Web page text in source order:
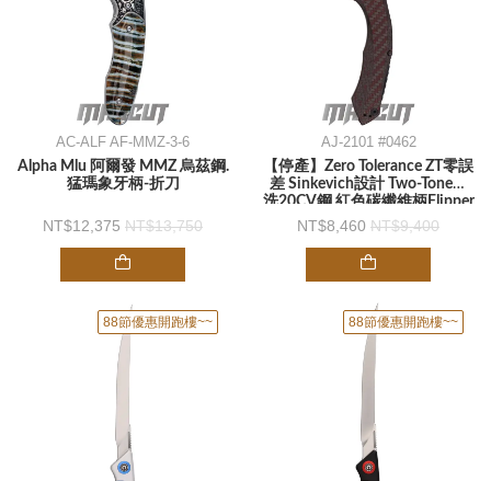
AC-ALF AF-MMZ-3-6
Alpha Mlu 阿爾發 MMZ 烏茲鋼.
猛瑪象牙柄-折刀
12,375 13,750
AJ-2101 #0462
【停產】Zero Tolerance ZT零誤
差 Sinkevich設計 Two-Tone石
洗20CV鋼 紅色碳纖維柄Flipper
-折刀
8,460 9,400
88節優惠開跑樓~~ 88節優惠開跑樓~~